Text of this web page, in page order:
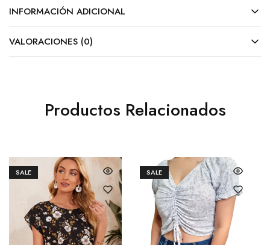
INFORMACIÓN ADICIONAL
VALORACIONES (0)
Productos Relacionados
SALE SALE